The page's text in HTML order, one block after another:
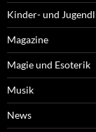
Kinder- und
Magazine
Magie und Esoterik
Musik
News